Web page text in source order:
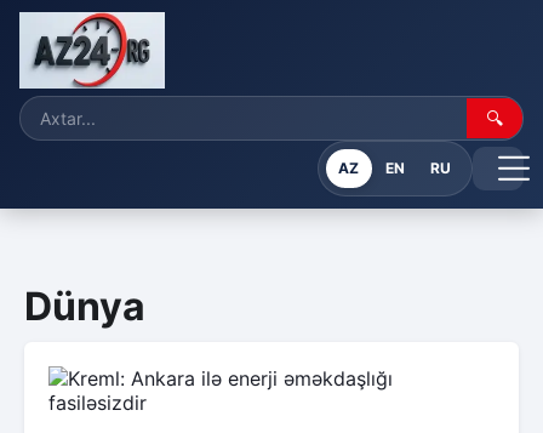
🔍
AZ EN RU
Dünya